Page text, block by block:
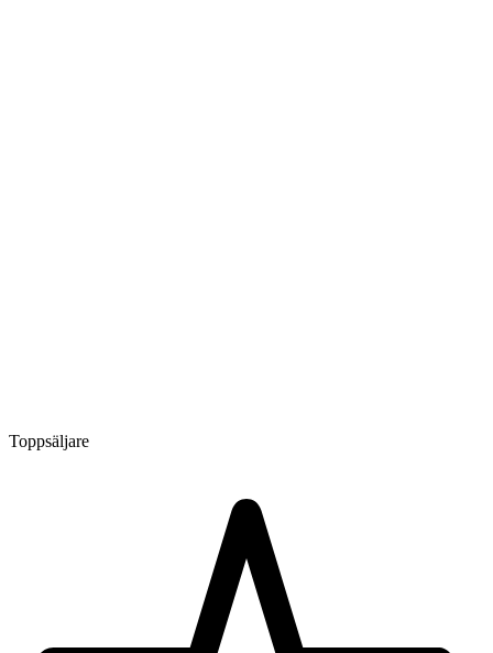
Toppsäljare